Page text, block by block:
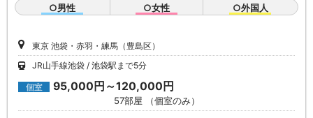
○男性 ○女性 ○外国人
東京 池袋・赤羽・練馬（豊島区）
JR山手線池袋
池袋駅まで5分
個室 95,000円～120,000円
57部屋 （個室のみ）